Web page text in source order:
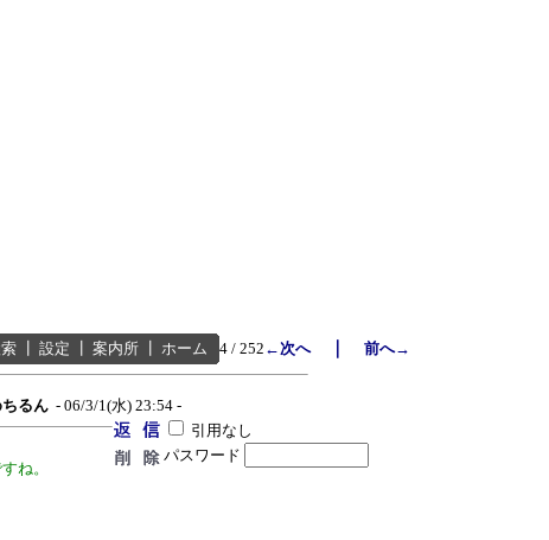
設定 案内所 ホーム 4 / 252 ←次へ｜ 前へ→
るん - 06/3/1(水) 23:54 -
引用なし
パスワード
ね。